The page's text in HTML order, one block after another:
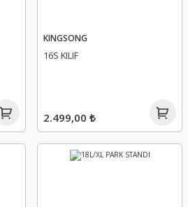
KINGSONG
16S KILIF
2.499,00 ₺